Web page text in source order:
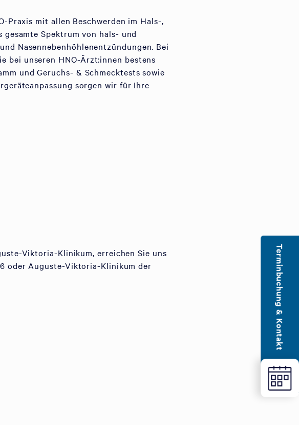
Praxis mit allen Beschwerden im Hals-,
gesamte Spektrum von hals- und
Nasennebenhöhlenentzündungen. Bei
bei unseren HNO-Ärzt:innen bestens
und Geruchs- & Schmecktests sowie
sorgen wir für Ihre
Viktoria-Klinikum, erreichen Sie uns
oder Auguste-Viktoria-Klinikum der
Terminbuchung & Kontakt